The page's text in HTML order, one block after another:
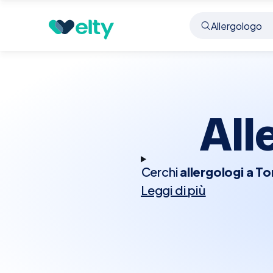
Specialista
Cerchiallergologi a
cutanee? In
Leggi di più